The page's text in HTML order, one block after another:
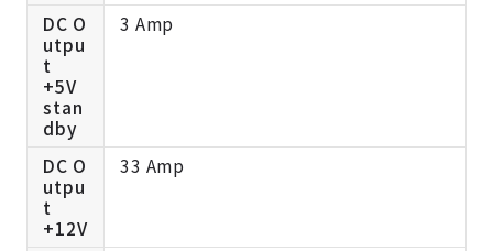
DC O
utpu
t
+5V
stan
dby
3 Amp
DC O
utpu
t
+12V
33 Amp